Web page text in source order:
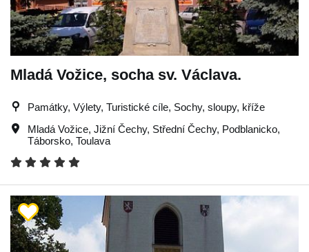
Mladá Vožice, socha sv. Václava.
Památky, Výlety, Turistické cíle, Sochy, sloupy, kříže
Mladá Vožice, Jižní Čechy, Střední Čechy, Podblanicko,
Táborsko, Toulava